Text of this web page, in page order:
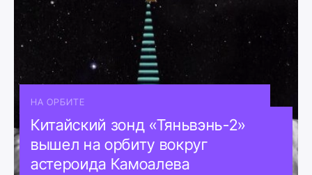
НА ОРБИТЕ
Китайский зонд «Тяньвэнь-2»
вышел на орбиту вокруг
астероида Камоалева